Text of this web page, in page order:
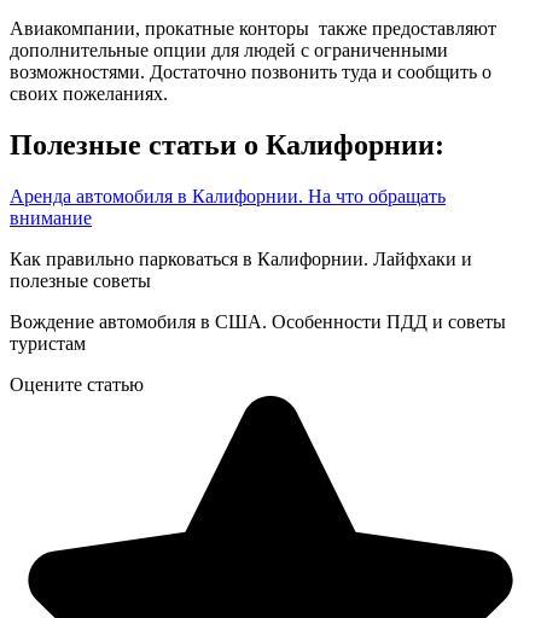
Авиакомпании, прокатные конторы также предоставляют
дополнительные опции для людей с ограниченными
возможностями. Достаточно позвонить туда и сообщить о
своих пожеланиях.
Полезные статьи о Калифорнии:
Аренда автомобиля в Калифорнии. На что обращать
внимание
Как правильно парковаться в Калифорнии. Лайфхаки и
полезные советы
Вождение автомобиля в США. Особенности ПДД и советы
туристам
Оцените статью